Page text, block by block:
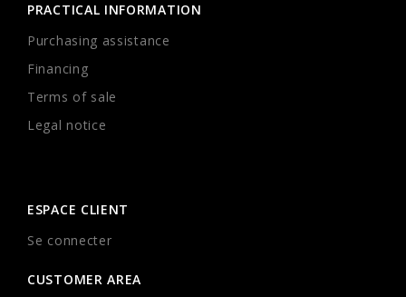
PRACTICAL INFORMATION
Purchasing assistance
Financing
Terms of sale
Legal notice
ESPACE CLIENT
Se connecter
CUSTOMER AREA